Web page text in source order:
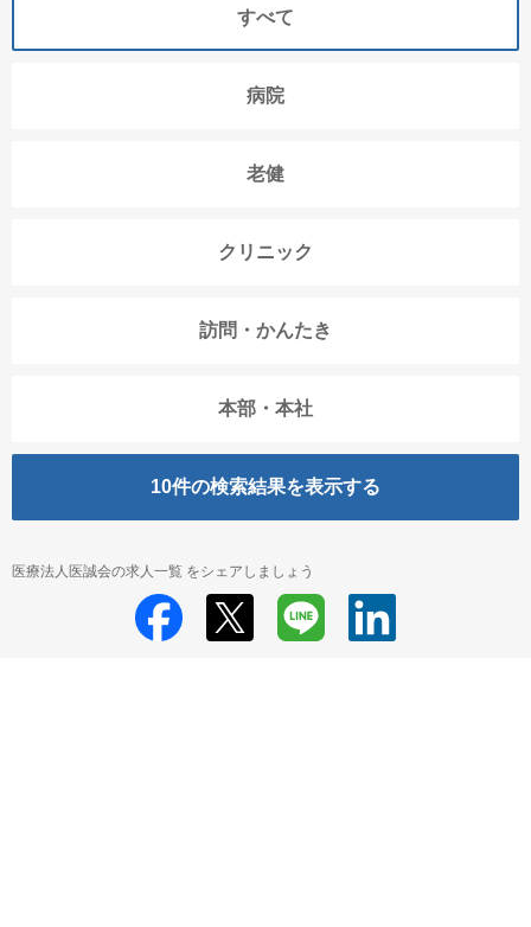
すべて
病院
老健
クリニック
訪問・かんたき
本部・本社
10件の検索結果を表示する
医療法人医誠会の求人一覧 をシェアしましょう